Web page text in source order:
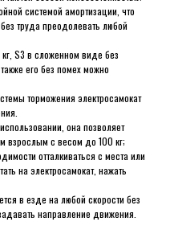
системой амортизации, что
труда преодолевать любой
S3 в сложенном виде без
его без помех можно
торможения электросамокат
она позволяет
взрослым с весом до 100 кг;
отталкиваться с места или
на электросамокат, нажать
в езде на любой скорости без
направление движения.